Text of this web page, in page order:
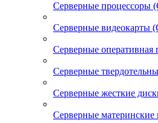
Серверные процессоры
Серверные видеокарты
Серверные оперативная
Серверные
Серверные жесткие
Серверные